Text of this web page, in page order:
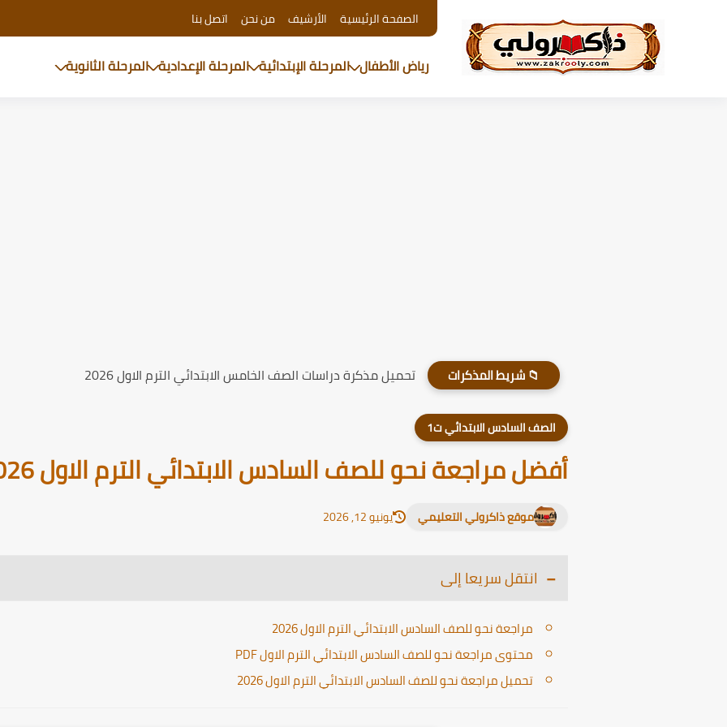
الصفحة الرئيسية الأرشيف من نحن اتصل بنا
رياض الأطفال المرحلة الإبتدائية المرحلة الإعدادية المرحلة الثانوية
📁 شريط المذكرات تحميل مذكرة دراسات الصف الخامس الابتدائي الترم الاول 2026
الصف السادس الابتدائي ت1
أفضل مراجعة نحو للصف السادس الابتدائي الترم الاول 2026
موقع ذاكرولي التعليمي يونيو 12, 2026
انتقل سريعا إلى
مراجعة نحو للصف السادس الابتدائي الترم الاول 2026
محتوى مراجعة نحو للصف السادس الابتدائي الترم الاول PDF
تحميل مراجعة نحو للصف السادس الابتدائي الترم الاول 2026